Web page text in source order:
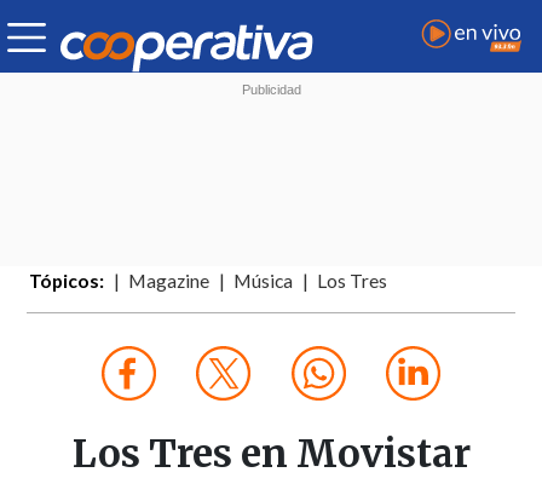
Tópicos: Magazine Música Los Tres
Los Tres en Movistar